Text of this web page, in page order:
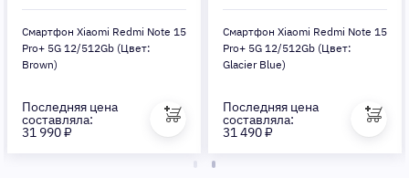
Смартфон Xiaomi Redmi Note 15
Pro+ 5G 12/512Gb (Цвет:
Brown)
Последняя цена
составляла:
31 990 ₽
Смартфон Xiaomi Redmi Note 15
Pro+ 5G 12/512Gb (Цвет:
Glacier Blue)
Последняя цена
составляла:
31 490 ₽